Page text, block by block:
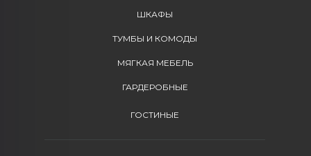
ШКАФЫ
ТУМБЫ И КОМОДЫ
МЯГКАЯ МЕБЕЛЬ
ГАРДЕРОБНЫЕ
ГОСТИНЫЕ